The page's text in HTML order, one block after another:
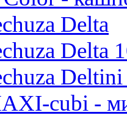
Delta
Delta
cubi -